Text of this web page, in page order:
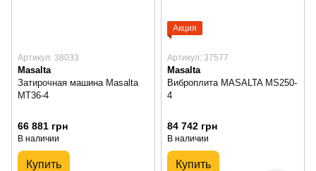
Артикул: 38033
Masalta
Затирочная машина Masalta
MT36-4
66 881 грн
В наличии
Купить
Акция
Артикул: 37577
Masalta
Виброплита MASALTA MS250-
4
84 742 грн
В наличии
Купить